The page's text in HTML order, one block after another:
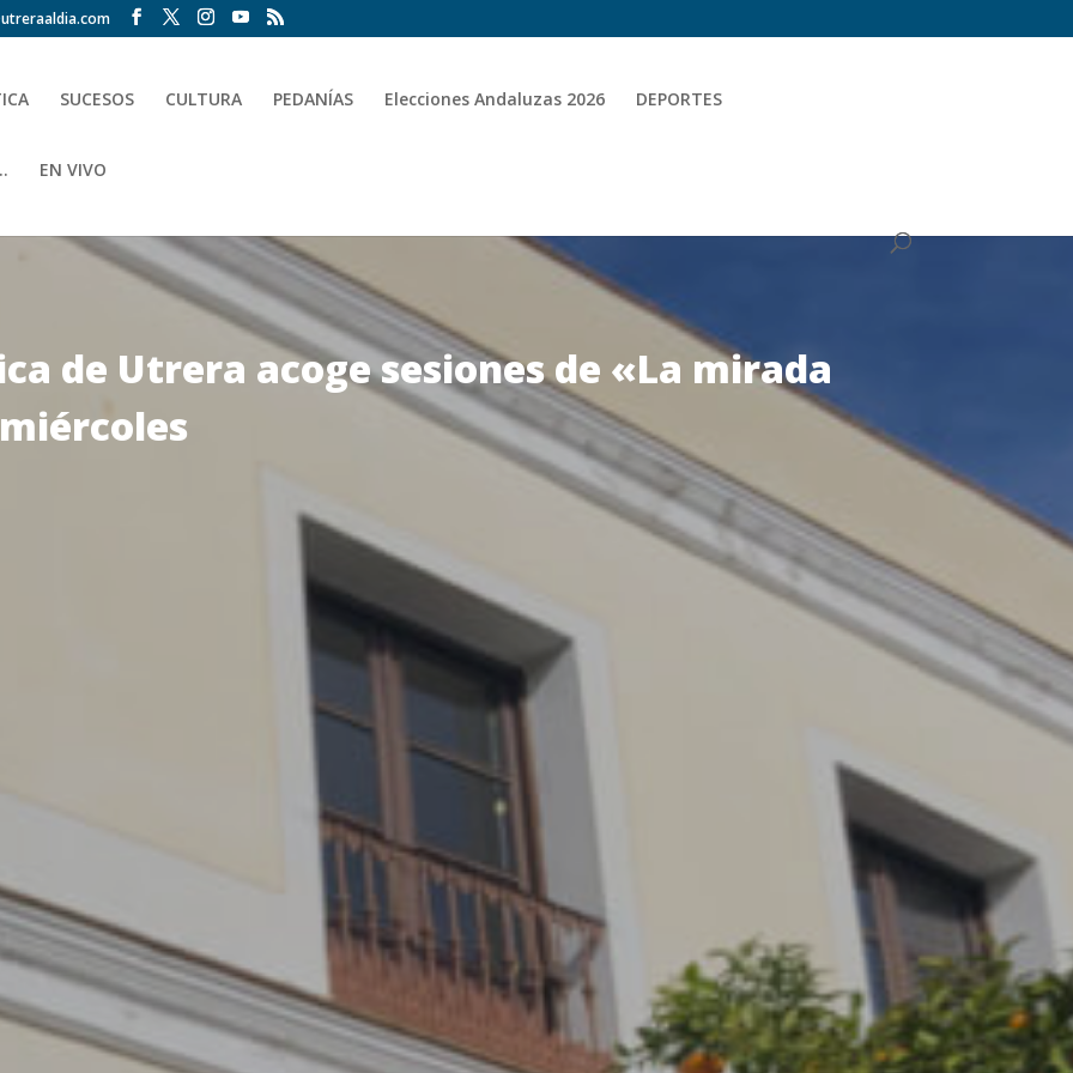
SUCESOS CULTURA PEDANÍAS Elecciones Andaluzas 2026 DEPORTES
EN VIVO
de Utrera acoge sesiones de «La mirada